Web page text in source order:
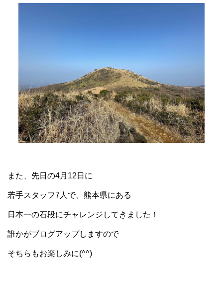
また、先日の4月12日に
若手スタッフ7人で、熊本県にある
日本一の石段にチャレンジしてきました！
誰かがブログアップしますので
そちらもお楽しみに(^^)